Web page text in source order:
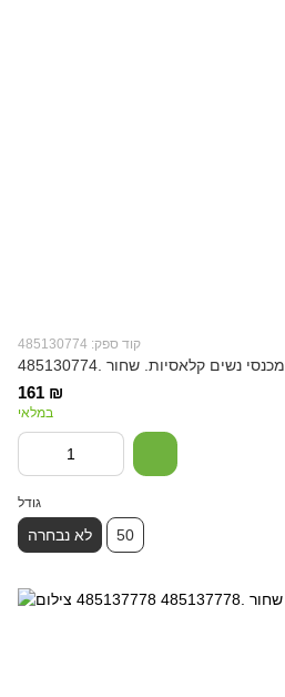
קוד ספק: 485130774
מכנסי נשים קלאסיות. שחור .485130774
161 ₪
במלאי
גודל
לא נבחרה 50